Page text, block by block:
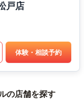
戸店
体験・相談予約
の店舗を探す